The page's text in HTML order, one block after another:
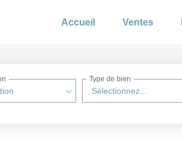
Accueil Ventes
Sélectionnez...
Type de bien